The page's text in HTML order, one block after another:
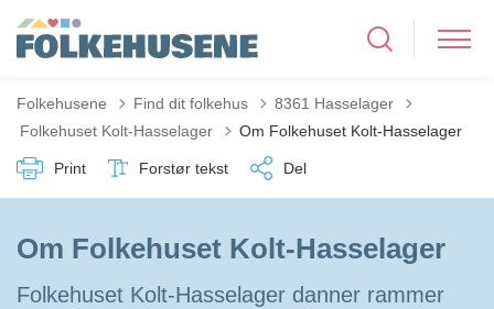
Folkehusene Find dit folkehus
8361 Hasselager
Tilbage til
Folkehuset Kolt-Hasselager Om Folkehuset Kolt-Hasselager
Print Forstør tekst Del
Om Folkehuset Kolt-Hasselager
Folkehuset Kolt-Hasselager danner rammer